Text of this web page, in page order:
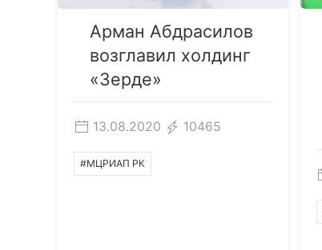
Арман Абдрасилов
возглавил холдинг
«Зерде»
13.08.2020 10465
#МЦРИАП РК